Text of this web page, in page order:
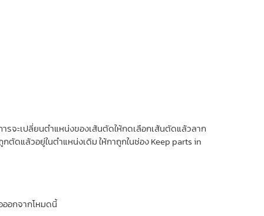
ารจะเปลี่ยนตำแหน่งของเส้นตัดให้กดเลือกเส้นตัดแล้วลาก
ดแล้วอยู่ในตำแหน่งเดิม ให้กาถูกในช่อง Keep parts in
ออกจากโหมดนี้